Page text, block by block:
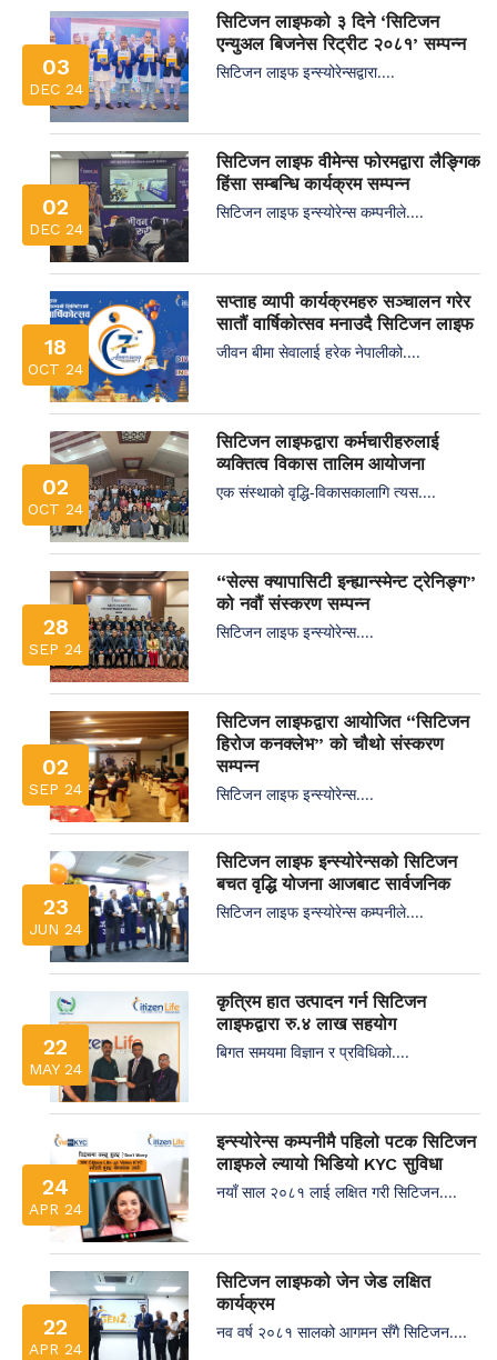
03
DEC 24
सिटिजन लाइफको ३ दिने ‘सिटिजन
एन्युअल बिजनेस रिट्रीट २०८१’ सम्पन्न
सिटिजन लाइफ इन्स्योरेन्सद्वारा....
02
DEC 24
सिटिजन लाइफ वीमेन्स फोरमद्वारा लैङ्गिक
हिंसा सम्बन्धि कार्यक्रम सम्पन्न
सिटिजन लाइफ इन्स्योरेन्स कम्पनीले....
18
OCT 24
सप्ताह व्यापी कार्यक्रमहरु सञ्चालन गरेर
सातौं वार्षिकोत्सव मनाउदै सिटिजन लाइफ
जीवन बीमा सेवालाई हरेक नेपालीको....
02
OCT 24
सिटिजन लाइफद्वारा कर्मचारीहरुलाई
व्यक्तित्व विकास तालिम आयोजना
एक संस्थाको वृद्धि-विकासकालागि त्यस....
28
SEP 24
“सेल्स क्यापासिटी इन्ह्यान्स्मेन्ट ट्रेनिङ्ग”
को नवौं संस्करण सम्पन्न
सिटिजन लाइफ इन्स्योरेन्स....
02
SEP 24
सिटिजन लाइफद्वारा आयोजित “सिटिजन
हिरोज कनक्लेभ” को चौथो संस्करण
सम्पन्न
सिटिजन लाइफ इन्स्योरेन्स....
23
JUN 24
सिटिजन लाइफ इन्स्योरेन्सको सिटिजन
बचत वृद्धि योजना आजबाट सार्वजनिक
सिटिजन लाइफ इन्स्योरेन्स कम्पनीले....
22
MAY 24
कृत्रिम हात उत्पादन गर्न सिटिजन
लाइफद्वारा रु.४ लाख सहयोग
बिगत समयमा विज्ञान र प्रविधिको....
24
APR 24
इन्स्योरेन्स कम्पनीमै पहिलो पटक सिटिजन
लाइफले ल्यायो भिडियो KYC सुविधा
नयाँ साल २०८१ लाई लक्षित गरी सिटिजन....
22
APR 24
सिटिजन लाइफको जेन जेड लक्षित
कार्यक्रम
नव वर्ष २०८१ सालको आगमन सँगै सिटिजन....